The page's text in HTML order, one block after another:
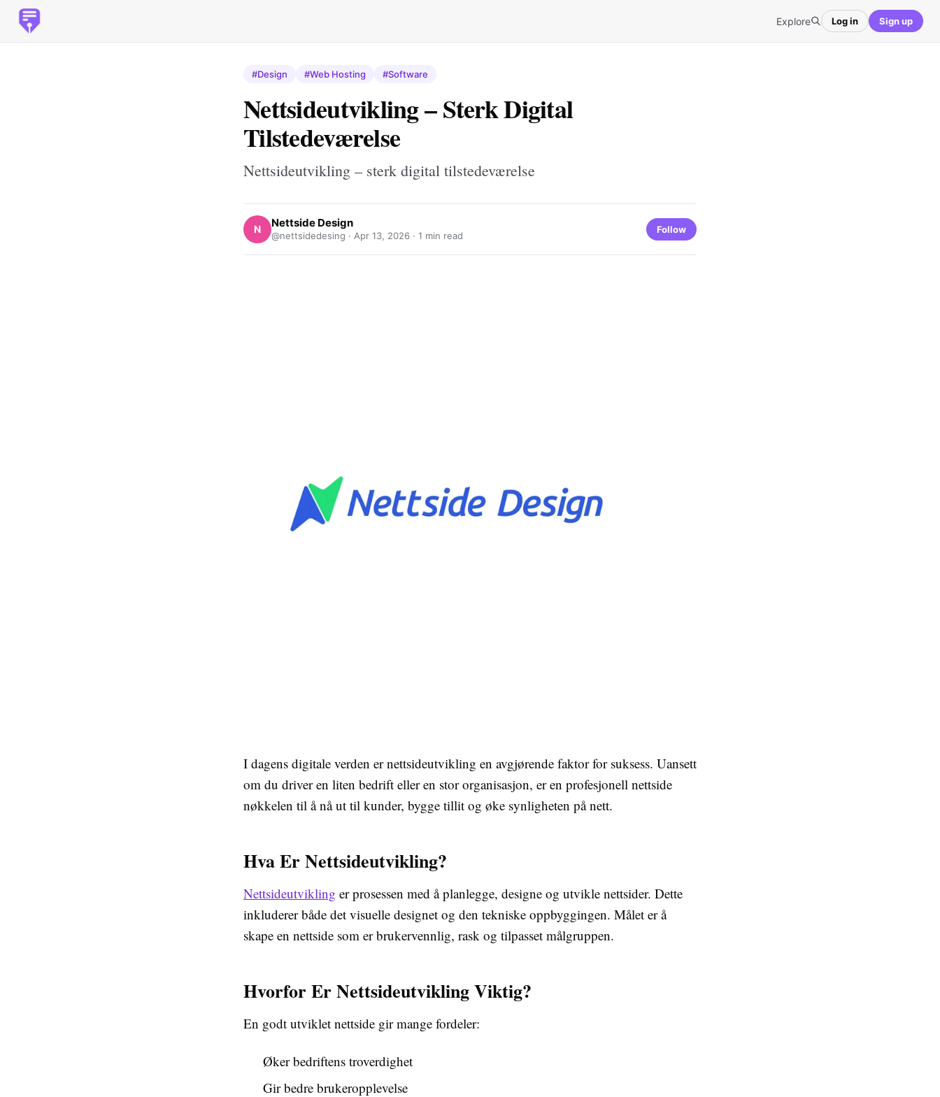
Explore Log in Sign up
#Design #Web Hosting #Software
Nettsideutvikling – Sterk Digital
Tilstedeværelse
Nettsideutvikling – sterk digital tilstedeværelse
N Nettside Design
@nettsidedesing · Apr 13, 2026 · 1 min read
Follow
I dagens digitale verden er nettsideutvikling en avgjørende faktor for suksess. Uansett
om du driver en liten bedrift eller en stor organisasjon, er en profesjonell nettside
nøkkelen til å nå ut til kunder, bygge tillit og øke synligheten på nett.
Hva Er Nettsideutvikling?
Nettsideutvikling er prosessen med å planlegge, designe og utvikle nettsider. Dette
inkluderer både det visuelle designet og den tekniske oppbyggingen. Målet er å
skape en nettside som er brukervennlig, rask og tilpasset målgruppen.
Hvorfor Er Nettsideutvikling Viktig?
En godt utviklet nettside gir mange fordeler:
Øker bedriftens troverdighet
Gir bedre brukeropplevelse